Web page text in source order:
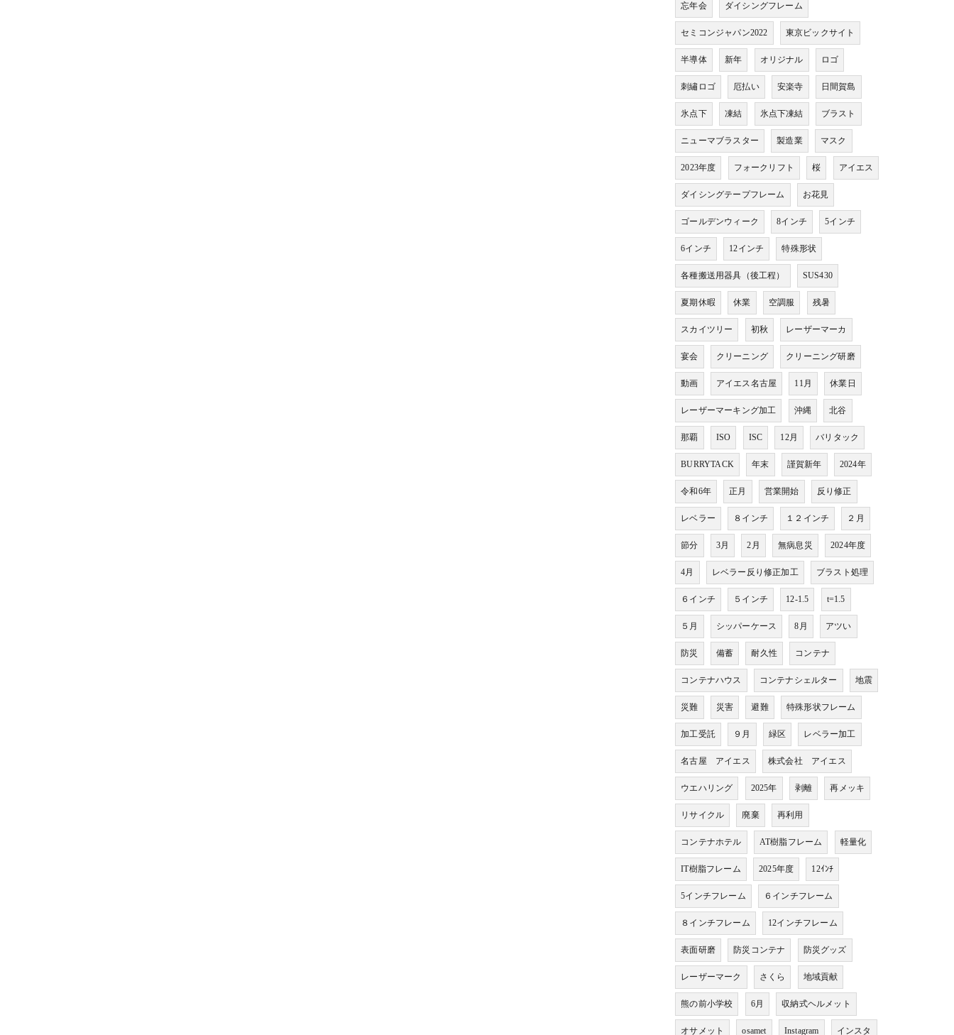
忘年会 ダイシングフレーム
セミコンジャパン2022 東京ビックサイト
半導体 新年 オリジナル ロゴ
刺繡ロゴ 厄払い 安楽寺 日間賀島
氷点下 凍結 氷点下凍結 ブラスト
ニューマブラスター 製造業 マスク
2023年度 フォークリフト 桜 アイエス
ダイシングテープフレーム お花見
ゴールデンウィーク 8インチ 5インチ
6インチ 12インチ 特殊形状
各種搬送用器具（後工程） SUS430
夏期休暇 休業 空調服 残暑
スカイツリー 初秋 レーザーマーカ
宴会 クリーニング クリーニング研磨
動画 アイエス名古屋 11月 休業日
レーザーマーキング加工 沖縄 北谷
那覇 ISO ISC 12月 バリタック
BURRYTACK 年末 謹賀新年 2024年
令和6年 正月 営業開始 反り修正
レベラー ８インチ １２インチ ２月
節分 3月 2月 無病息災 2024年度
4月 レベラー反り修正加工 ブラスト処理
６インチ ５インチ 12-1.5 t=1.5
５月 シッパーケース 8月 アツい
防災 備蓄 耐久性 コンテナ
コンテナハウス コンテナシェルター 地震
災難 災害 避難 特殊形状フレーム
加工受託 ９月 緑区 レベラー加工
名古屋 アイエス 株式会社 アイエス
ウエハリング 2025年 剥離 再メッキ
リサイクル 廃棄 再利用
コンテナホテル AT樹脂フレーム 軽量化
IT樹脂フレーム 2025年度 12ｲﾝﾁ
5インチフレーム ６インチフレーム
８インチフレーム 12インチフレーム
表面研磨 防災コンテナ 防災グッズ
レーザーマーク さくら 地域貢献
熊の前小学校 6月 収納式ヘルメット
オサメット osamet Instagram インスタ